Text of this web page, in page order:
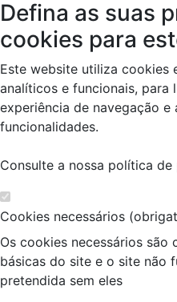
Defina as suas
cookies para
Este website utiliza cookies
analíticos e funcionais, para
experiência de navegação e
funcionalidades.
Consulte a nossa política de
Cookies necessários
Os cookies necessários são
básicas do site e o site não
pretendida sem eles